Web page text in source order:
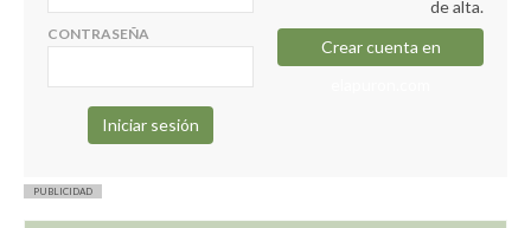
CONTRASEÑA
de alta.
Crear cuenta en
PUBLICIDAD